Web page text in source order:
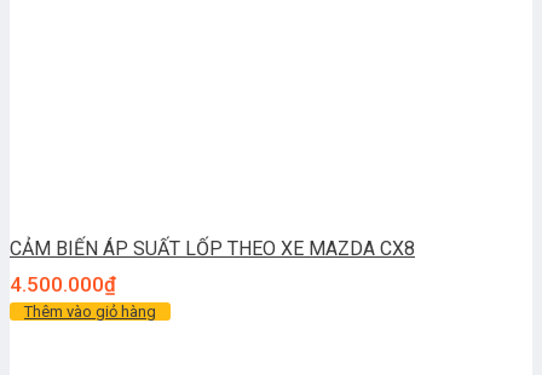
CẢM BIẾN ÁP SUẤT LỐP THEO XE MAZDA CX8
4.500.000₫
Thêm vào giỏ hàng